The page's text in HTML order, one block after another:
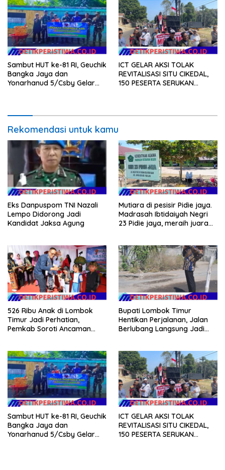
Sambut HUT ke-81 RI, Geuchik
Bangka Jaya dan
Yonarhanud 5/Csby Gelar
ICT GELAR AKSI TOLAK
REVITALISASI SITU CIKEDAL,
150 PESERTA SERUKAN
Rekomendasi untuk kamu
Eks Danpuspom TNI Nazali
Lempo Didorong Jadi
Kandidat Jaksa Agung
Mutiara di pesisir Pidie jaya.
Madrasah Ibtidaiyah Negri
23 Pidie jaya, meraih juara
526 Ribu Anak di Lombok
Timur Jadi Perhatian,
Pemkab Soroti Ancaman
Bupati Lombok Timur
Hentikan Perjalanan, Jalan
Berlubang Langsung Jadi
Sambut HUT ke-81 RI, Geuchik
Bangka Jaya dan
Yonarhanud 5/Csby Gelar
ICT GELAR AKSI TOLAK
REVITALISASI SITU CIKEDAL,
150 PESERTA SERUKAN